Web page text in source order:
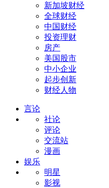
新加坡财经
全球财经
中国财经
投资理财
房产
美国股市
中小企业
起步创新
财经人物
言论
社论
评论
交流站
漫画
娱乐
明星
影视